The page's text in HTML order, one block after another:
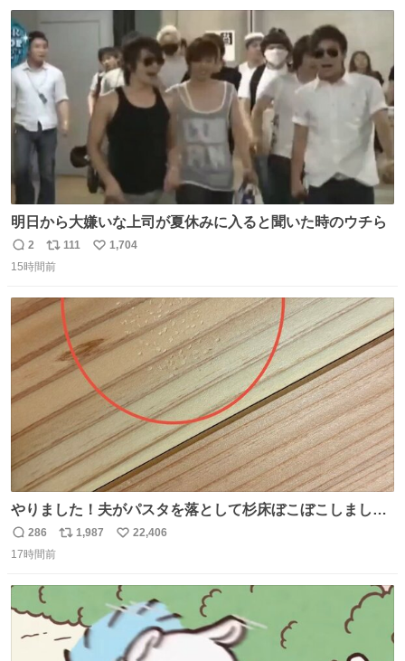
ト
数
明日から大嫌いな上司が夏休みに入ると聞いた時のウチら
返
信
2
リ
ポ
ト
111
い
1,704
15時間前
やりました！夫がパスタを落として杉床ぼこぼこしまし
た！よかったーーー！ファーストぼこぼこ自分じゃなく
て！これで第二波いつでもいけます！！！✌️いやーほっと
は乾燥パスタに負けます。豆腐くらいやわやわです。
返
信
286
リ
数
1,987
い
数
22,406
17時間前